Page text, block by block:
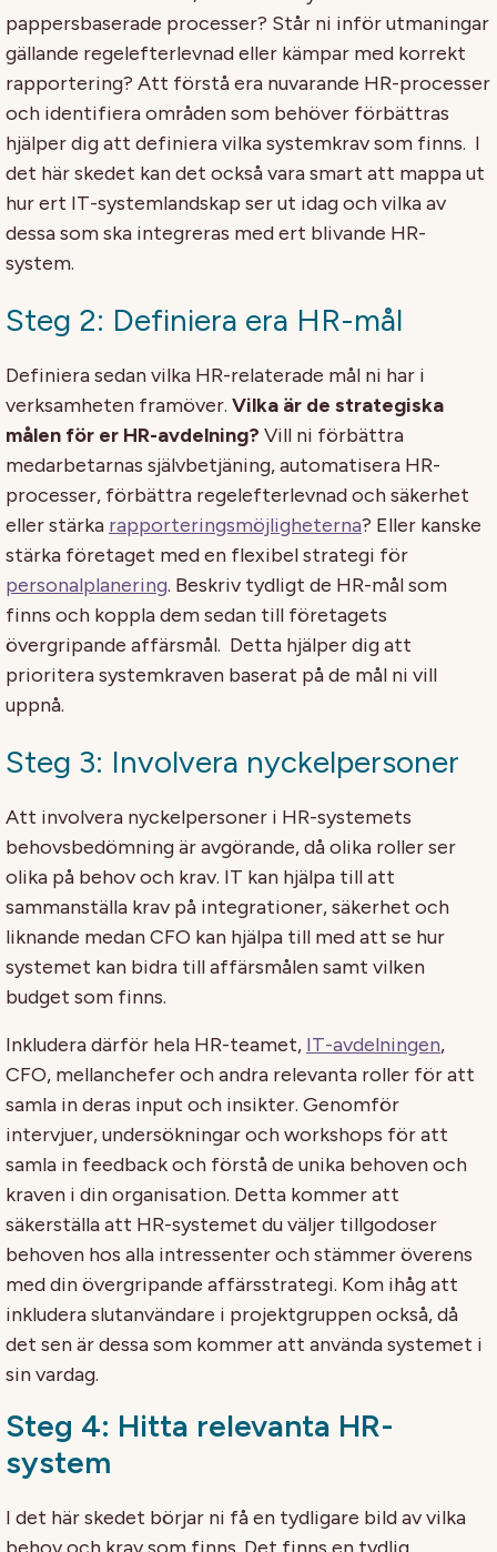
pappersbaserade processer? Står ni inför utmaningar
gällande regelefterlevnad eller kämpar med korrekt
rapportering? Att förstå era nuvarande HR-processer
och identifiera områden som behöver förbättras
hjälper dig att definiera vilka systemkrav som finns. I
det här skedet kan det också vara smart att mappa ut
hur ert IT-systemlandskap ser ut idag och vilka av
dessa som ska integreras med ert blivande HR-
system.
Steg 2: Definiera era HR-mål
Definiera sedan vilka HR-relaterade mål ni har i
verksamheten framöver. Vilka är de strategiska
målen för er HR-avdelning? Vill ni förbättra
medarbetarnas självbetjäning, automatisera HR-
processer, förbättra regelefterlevnad och säkerhet
eller stärka rapporteringsmöjligheterna? Eller kanske
stärka företaget med en flexibel strategi för
personalplanering. Beskriv tydligt de HR-mål som
finns och koppla dem sedan till företagets
övergripande affärsmål. Detta hjälper dig att
prioritera systemkraven baserat på de mål ni vill
uppnå.
Steg 3: Involvera nyckelpersoner
Att involvera nyckelpersoner i HR-systemets
behovsbedömning är avgörande, då olika roller ser
olika på behov och krav. IT kan hjälpa till att
sammanställa krav på integrationer, säkerhet och
liknande medan CFO kan hjälpa till med att se hur
systemet kan bidra till affärsmålen samt vilken
budget som finns.
Inkludera därför hela HR-teamet, IT-avdelningen,
CFO, mellanchefer och andra relevanta roller för att
samla in deras input och insikter. Genomför
intervjuer, undersökningar och workshops för att
samla in feedback och förstå de unika behoven och
kraven i din organisation. Detta kommer att
säkerställa att HR-systemet du väljer tillgodoser
behoven hos alla intressenter och stämmer överens
med din övergripande affärsstrategi. Kom ihåg att
inkludera slutanvändare i projektgruppen också, då
det sen är dessa som kommer att använda systemet i
sin vardag.
Steg 4: Hitta relevanta HR-
system
I det här skedet börjar ni få en tydligare bild av vilka